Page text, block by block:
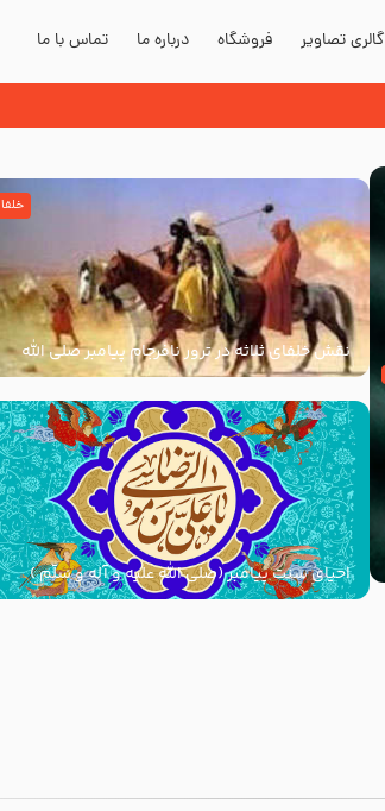
گالری تصاویر فروشگاه درباره ما تماس با ما
نقش خلفای ثلاثه در ترور نافرجام پیامبر صلی الله
علیه و آله و سلم
خلفا
احیای سنت پیامبر (صلی الله علیه و آله و سلّم )